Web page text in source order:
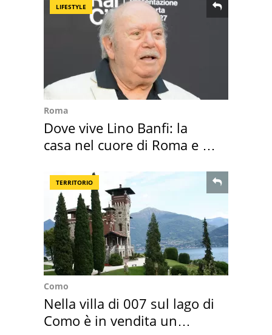
LIFESTYLE
Roma
Dove vive Lino Banfi: la
casa nel cuore di Roma e i
TERRITORIO
Como
Nella villa di 007 sul lago di
Como è in vendita un